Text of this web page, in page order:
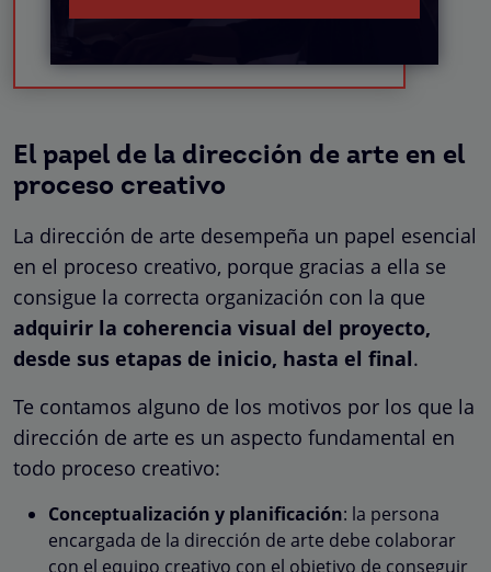
El papel de la dirección de arte en el
proceso creativo
La dirección de arte desempeña un papel esencial
en el proceso creativo, porque gracias a ella se
consigue la correcta organización con la que
adquirir la coherencia visual del proyecto,
desde sus etapas de inicio, hasta el final.
Te contamos alguno de los motivos por los que la
dirección de arte es un aspecto fundamental en
todo proceso creativo:
Conceptualización y planificación: la persona
encargada de la dirección de arte debe colaborar
con el equipo creativo con el objetivo de conseguir